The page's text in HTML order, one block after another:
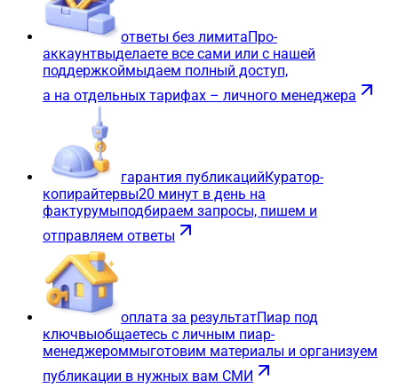
ответы без лимитаПро-
аккаунтвыделаете все сами или с нашей
поддержкоймыдаем полный доступ,
а на отдельных тарифах – личного менеджера
гарантия публикацийКуратор-
копирайтервы20 минут в день на
фактурумыподбираем запросы, пишем и
отправляем ответы
оплата за результатПиар под
ключвыобщаетесь с личным пиар-
менеджероммыготовим материалы и организуем
публикации в нужных вам СМИ